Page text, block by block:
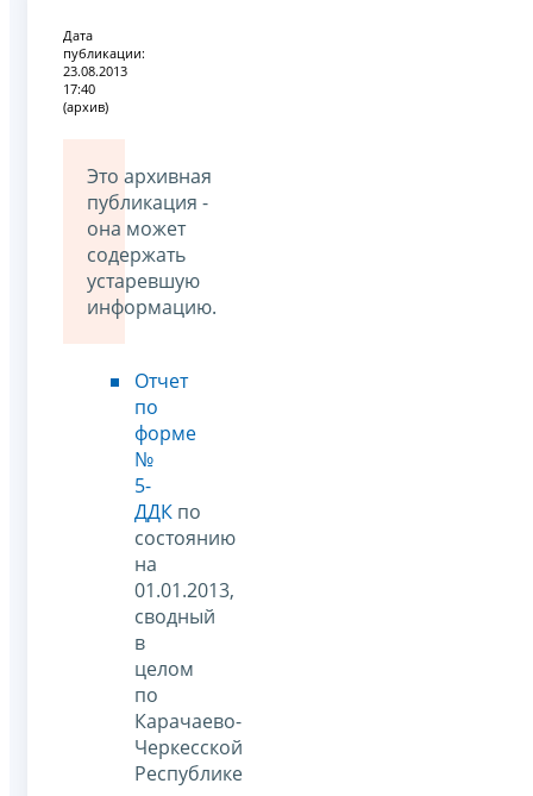
Дата
публикации:
23.08.2013
17:40
(архив)
Это архивная
публикация -
она может
содержать
устаревшую
информацию.
Отчет
по
форме
№
5-
ДДК по
состоянию
на
01.01.2013,
сводный
в
целом
по
Карачаево-
Черкесской
Республике